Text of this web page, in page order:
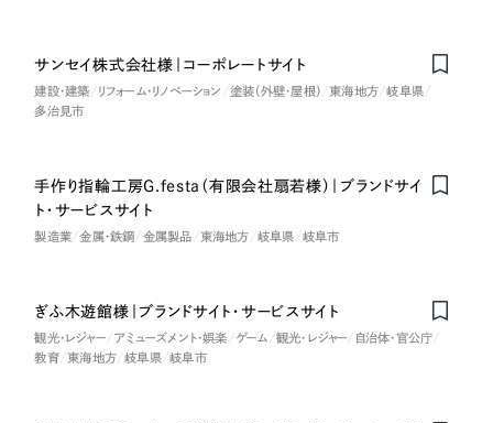
サンセイ株式会社様｜コーポレートサイト
建設・建築 リフォーム・リノベーション 塗装（外壁・屋根） 東海地方
岐阜県
多治見市
手作り指輪工房G.festa（有限会社扇若様）｜ブランドサイ
ト・サービスサイト
製造業 金属・鉄鋼 金属製品 東海地方 岐阜県 岐阜市
ぎふ木遊館様｜ブランドサイト・サービスサイト
観光・レジャー アミューズメント・娯楽 ゲーム 観光・レジャー
自治体・官公庁
教育
東海地方 岐阜県 岐阜市